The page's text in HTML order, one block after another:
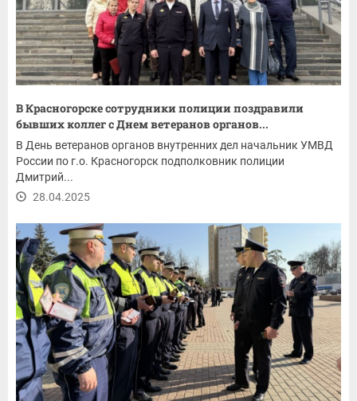
В Красногорске сотрудники полиции поздравили
бывших коллег с Днем ветеранов органов...
В День ветеранов органов внутренних дел начальник УМВД
России по г.о. Красногорск подполковник полиции
Дмитрий...
28.04.2025